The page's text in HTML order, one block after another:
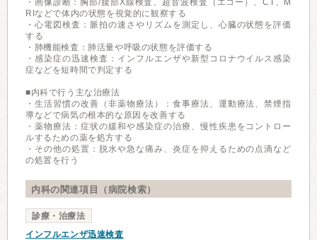
・画像診断：胸部/腹部X線検査、超音波検査（エコー）、CT、M
RIなどで体内の状態を視覚的に観察する
・心電図検査：脈拍の速さやリズムを測定し、心臓の状態を評価
する
・肺機能検査：肺活量や呼吸の状態を評価する
・感染症の迅速検査：インフルエンザや新型コロナウイルス感染
症などを短時間で判定する
■内科で行う主な治療法
・生活習慣の改善（非薬物療法）：食事療法、運動療法、禁煙指
導などで病気の根本的な原因を改善する
・薬物療法：症状の緩和や感染症の治療、慢性疾患をコントロー
ルするための薬を処方する
・その他の処置：脱水や急な痛み、炎症を抑えるための点滴など
の処置を行う
内科の関連項目（病院検索）
診療・治療法
インフルエンザ迅速検査